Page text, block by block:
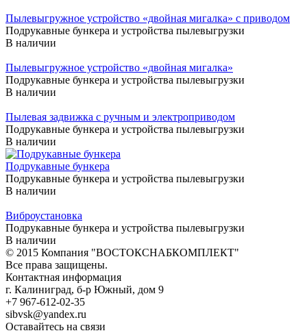
Пылевыгружное устройство «двойная мигалка» с приводом
Подрукавные бункера и устройства пылевыгрузки
В наличии
Пылевыгружное устройство «двойная мигалка»
Подрукавные бункера и устройства пылевыгрузки
В наличии
Пылевая задвижка с ручным и электроприводом
Подрукавные бункера и устройства пылевыгрузки
В наличии
Подрукавные бункера
Подрукавные бункера и устройства пылевыгрузки
В наличии
Виброустановка
Подрукавные бункера и устройства пылевыгрузки
В наличии
© 2015 Компания "ВОСТОКСНАБКОМПЛЕКТ"
Все права защищены.
Контактная информация
г. Калиниград, б-р Южный, дом 9
+7 967-612-02-35
sibvsk@yandex.ru
Оставайтесь на связи